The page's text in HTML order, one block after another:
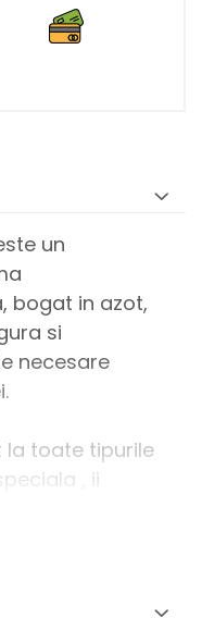
un
bogat in azot,
si
necesare
la toate tipurile
, ii
pentru
plantei,
accelereaza
substantelor